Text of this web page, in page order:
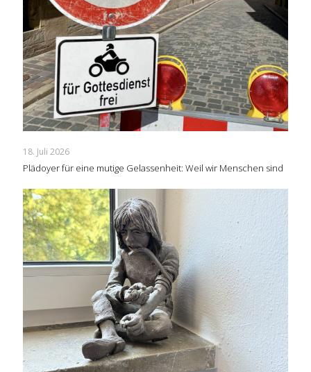
18. Juli 2026
Plädoyer für eine mutige Gelassenheit: Weil wir Menschen sind